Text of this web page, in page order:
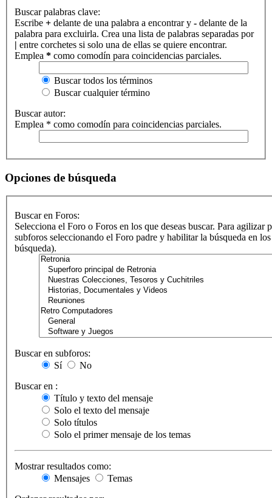
Buscar palabras clave:
Escribe + delante de una palabra a encontrar y - delante de la
palabra para excluirla. Crea una lista de palabras separadas por
| entre corchetes si solo una de ellas se quiere encontrar.
Emplea * como comodín para coincidencias parciales.
Buscar todos los términos
Buscar cualquier término
Buscar autor:
Emplea * como comodín para coincidencias parciales.
Opciones de búsqueda
Buscar en Foros:
Selecciona el Foro o Foros en los que deseas buscar. Para agilizar
subforos seleccionando el Foro padre y habilitar la búsqueda en
búsqueda).
Buscar en subforos:
Sí
No
Buscar en :
Título y texto del mensaje
Solo el texto del mensaje
Solo títulos
Solo el primer mensaje de los temas
Mostrar resultados como:
Mensajes
Temas